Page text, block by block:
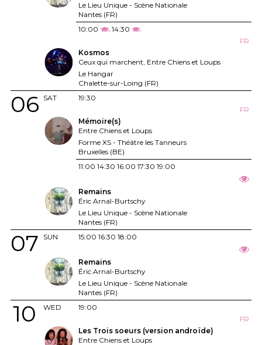
Le Lieu Unique - Scène Nationale
Nantes (FR)
10:00
14:30
FR
Kosmos
Ceux qui marchent, Entre Chiens et Loups
Le Hangar
Chalette-sur-Loing (FR)
SAT
06
19:30
FR
Mémoire(s)
Entre Chiens et Loups
Forme XS - Théâtre les Tanneurs
Bruxelles (BE)
11:00 14:30 16:00 17:30 19:00
Remains
Éric Arnal-Burtschy
Le Lieu Unique - Scène Nationale
Nantes (FR)
SUN
07 15:00 16:30 18:00
Remains
Éric Arnal-Burtschy
Le Lieu Unique - Scène Nationale
Nantes (FR)
WED
10
19:00
FR
Les Trois soeurs (version androïde)
Entre Chiens et Loups